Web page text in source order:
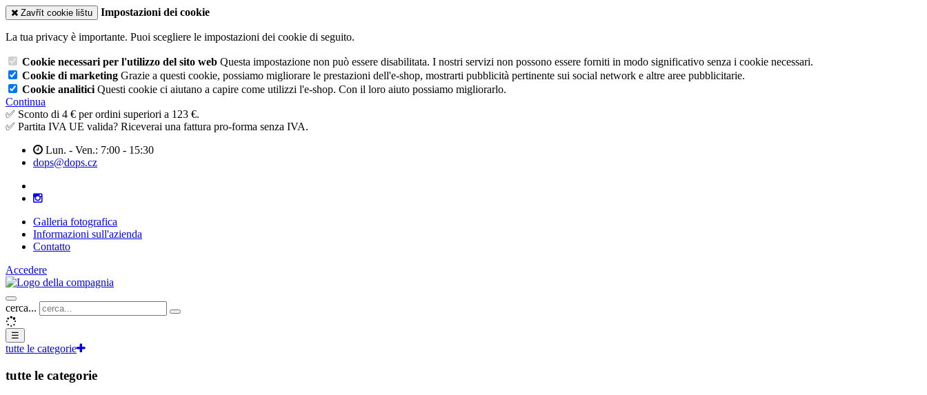
Zavřít cookie lištu Impostazioni dei cookie
La tua privacy è importante. Puoi scegliere le impostazioni dei cookie di seguito.
Cookie necessari per l'utilizzo del sito web Questa impostazione non può essere disabilitata. I nostri servizi non possono essere forniti in modo significativo senza i cookie necessari.
Cookie di marketing Grazie a questi cookie, possiamo migliorare le prestazioni dell'e-shop, mostrarti pubblicità pertinente sui social network e altre aree pubblicitarie.
Cookie analitici Questi cookie ci aiutano a capire come utilizzi l'e-shop. Con il loro aiuto possiamo migliorarlo.
Continua
✅ Sconto di 4 € per ordini superiori a 123 €.
✅ Partita IVA UE valida? Riceverai una fattura pro-forma senza IVA.
Lun. - Ven.: 7:00 - 15:30
dops@dops.cz
Galleria fotografica
Informazioni sull'azienda
Contatto
Accedere
cerca...
☰
tutte le categorie
tutte le categorie